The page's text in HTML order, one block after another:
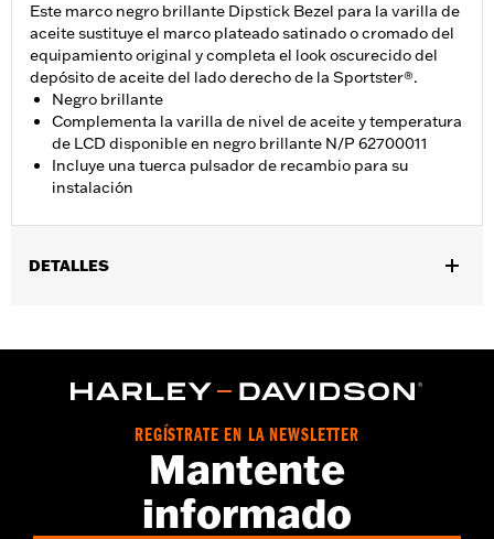
Este marco negro brillante Dipstick Bezel para la varilla de
aceite sustituye el marco plateado satinado o cromado del
equipamiento original y completa el look oscurecido del
depósito de aceite del lado derecho de la Sportster®.
Negro brillante
Complementa la varilla de nivel de aceite y temperatura
de LCD disponible en negro brillante N/P 62700011
Incluye una tuerca pulsador de recambio para su
instalación
DETALLES
Contenido del embalaje:Tuerca pulsador de recambio para su
REGÍSTRATE EN LA NEWSLETTER
Mantente
informado